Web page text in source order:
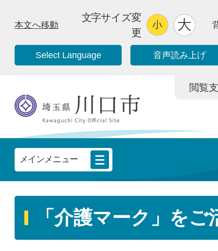
本文へ移動
文字サイズ変
更
Select Language 音声読み上げ
閲覧
メインメニュー
「介護マーク」を